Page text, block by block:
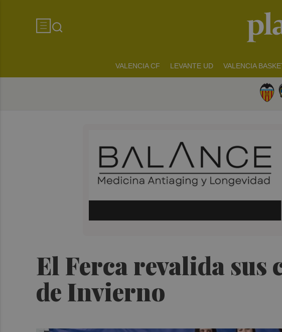
VALENCIA CF LEVANTE UD VALENCIA
El Ferca revalida
de Invierno